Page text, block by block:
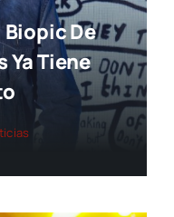
Biopic De
Ya Tiene